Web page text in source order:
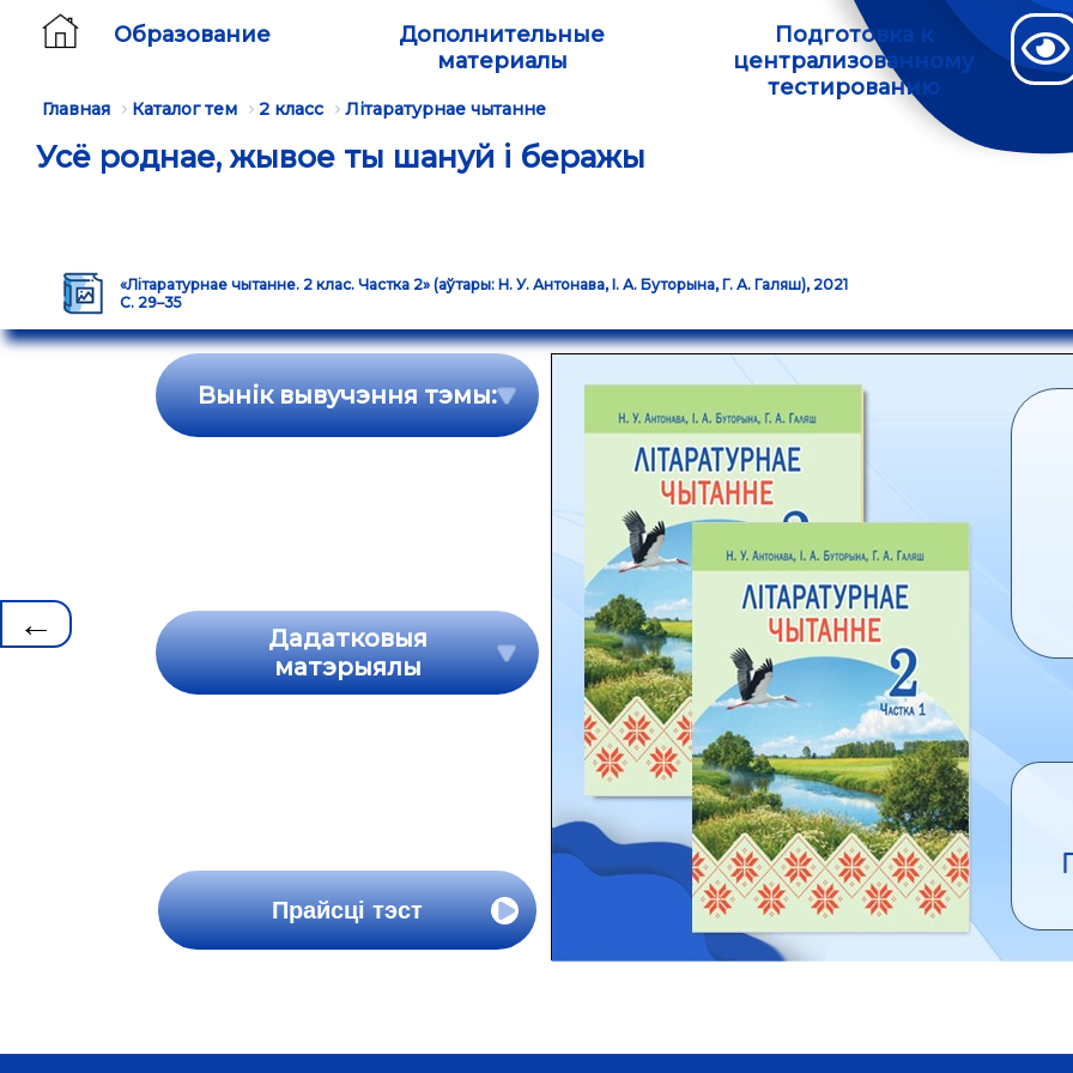
Образование
Дополнительные
материалы
Подготовка к
централизованному
тестированию
Главная Каталог тем 2 класс Літаратурнае чытанне
Усё роднае, жывое ты шануй і беражы
«Літаратурнае чытанне. 2 клас. Частка 2» (аўтары: Н. У. Антонава, І. А. Буторына, Г. А. Галяш), 2021
С. 29–35
←
Вынік вывучэння тэмы:
Дадатковыя
матэрыялы
Прайсці тэст